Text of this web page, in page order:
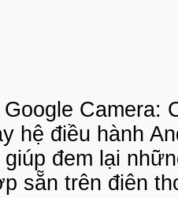
Camera:
hệ điều hành
đem lại
sẵn trên điên